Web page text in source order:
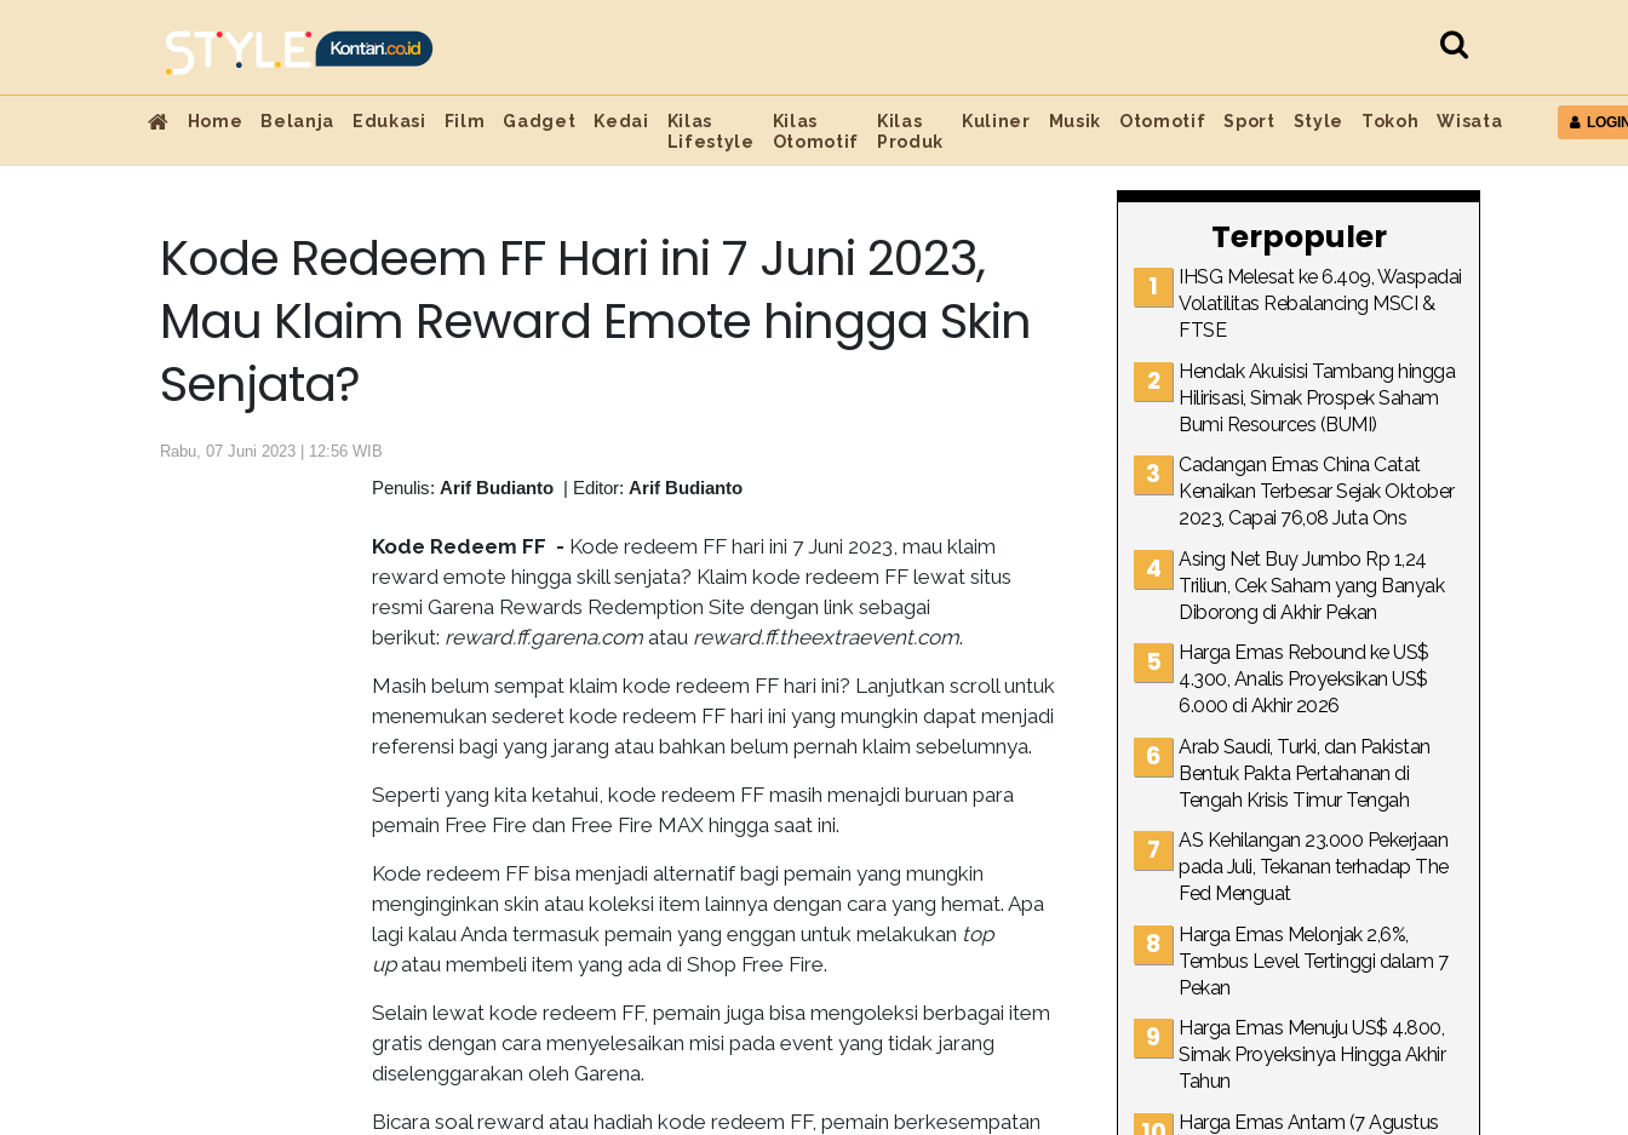
Home Belanja Edukasi Film Gadget Kedai
Kilas
Lifestyle
Kilas
Otomotif
Kilas
Produk
Kuliner Musik Otomotif Sport Style Tokoh Wisata
Kode Redeem FF Hari ini 7 Juni 2023,
Mau Klaim Reward Emote hingga Skin
Senjata?
Rabu, 07 Juni 2023 | 12:56 WIB
Penulis: Arif Budianto | Editor: Arif Budianto
Kode Redeem FF - Kode redeem FF hari ini 7 Juni 2023, mau klaim
reward emote hingga skill senjata? Klaim kode redeem FF lewat situs
resmi Garena Rewards Redemption Site dengan link sebagai
berikut: reward.ff.garena.com atau reward.ff.theextraevent.com.
Masih belum sempat klaim kode redeem FF hari ini? Lanjutkan scroll untuk
menemukan sederet kode redeem FF hari ini yang mungkin dapat menjadi
referensi bagi yang jarang atau bahkan belum pernah klaim sebelumnya.
Seperti yang kita ketahui, kode redeem FF masih menajdi buruan para
pemain Free Fire dan Free Fire MAX hingga saat ini.
Kode redeem FF bisa menjadi alternatif bagi pemain yang mungkin
menginginkan skin atau koleksi item lainnya dengan cara yang hemat. Apa
lagi kalau Anda termasuk pemain yang enggan untuk melakukan top
upatau membeli item yang ada di Shop Free Fire.
Selain lewat kode redeem FF, pemain juga bisa mengoleksi berbagai item
gratis dengan cara menyelesaikan misi pada event yang tidak jarang
diselenggarakan oleh Garena.
Bicara soal reward atau hadiah kode redeem FF, pemain berkesempatan
Terpopuler
IHSG Melesat ke 6.409, Waspadai
Volatilitas Rebalancing MSCI &
FTSE
Hendak Akuisisi Tambang hingga
Hilirisasi, Simak Prospek Saham
Bumi Resources (BUMI)
Cadangan Emas China Catat
Kenaikan Terbesar Sejak Oktober
2023, Capai 76,08 Juta Ons
Asing Net Buy Jumbo Rp 1,24
Triliun, Cek Saham yang Banyak
Diborong di Akhir Pekan
Harga Emas Rebound ke US$
4.300, Analis Proyeksikan US$
6.000 di Akhir 2026
Arab Saudi, Turki, dan Pakistan
Bentuk Pakta Pertahanan di
Tengah Krisis Timur Tengah
AS Kehilangan 23.000 Pekerjaan
pada Juli, Tekanan terhadap The
Fed Menguat
Harga Emas Melonjak 2,6%,
Tembus Level Tertinggi dalam 7
Pekan
Harga Emas Menuju US$ 4.800,
Simak Proyeksinya Hingga Akhir
Tahun
Harga Emas Antam (7 Agustus